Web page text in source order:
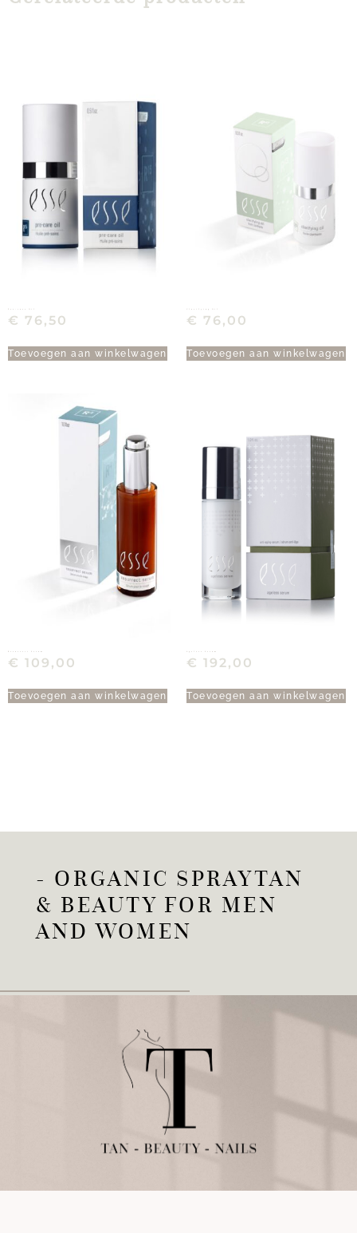
Pre-care Oil
€ 76,50
Toevoegen aan winkelwagen
Clarifying Oil
€ 76,00
Toevoegen aan winkelwagen
Resurrect Serum
€ 109,00
Toevoegen aan winkelwagen
Ageless Serum
€ 192,00
Toevoegen aan winkelwagen
- ORGANIC SPRAYTAN
& BEAUTY FOR MEN
AND WOMEN